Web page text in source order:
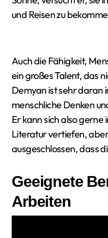
und Reisen zu
Auch die Fähigkeit,
ein großes Talent, das
Demyan ist sehr daran
menschliche Denken
Er kann sich also gerne
Literatur vertiefen,
ausgeschlossen, dass
Geeignete
Arbeiten